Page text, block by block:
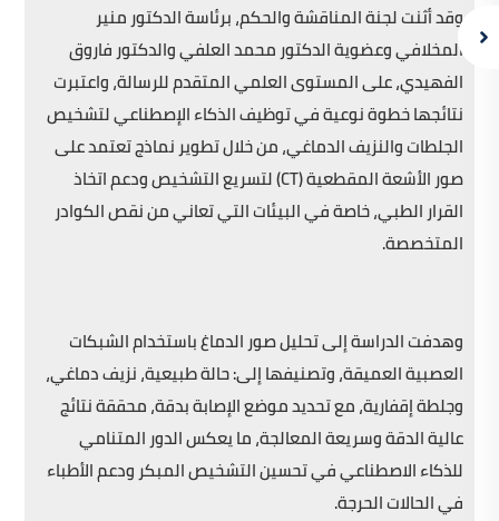
وقد أثنت لجنة المناقشة والحكم، برئاسة الدكتور منير
المخلافي وعضوية الدكتور محمد العلفي والدكتور فاروق
الفهيدي، على المستوى العلمي المتقدم للرسالة، واعتبرت
نتائجها خطوة نوعية في توظيف الذكاء الإصطناعي لتشخيص
الجلطات والنزيف الدماغي، من خلال تطوير نماذج تعتمد على
صور الأشعة المقطعية (CT) لتسريع التشخيص ودعم اتخاذ
القرار الطبي، خاصة في البيئات التي تعاني من نقص الكوادر
المتخصصة.
وهدفت الدراسة إلى تحليل صور الدماغ باستخدام الشبكات
العصبية العميقة، وتصنيفها إلى: حالة طبيعية، نزيف دماغي،
وجلطة إقفارية، مع تحديد موضع الإصابة بدقة، محققة نتائج
عالية الدقة وسريعة المعالجة، ما يعكس الدور المتنامي
للذكاء الاصطناعي في تحسين التشخيص المبكر ودعم الأطباء
في الحالات الحرجة.